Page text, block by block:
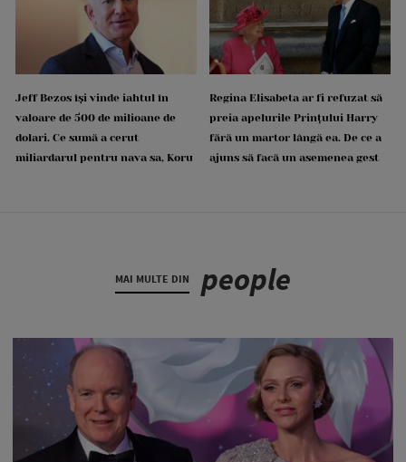
Jeff Bezos își vinde iahtul în
valoare de 500 de milioane de
dolari. Ce sumă a cerut
miliardarul pentru nava sa, Koru
Regina Elisabeta ar fi refuzat să
preia apelurile Prințului Harry
fără un martor lângă ea. De ce a
ajuns să facă un asemenea gest
MAI MULTE DIN people